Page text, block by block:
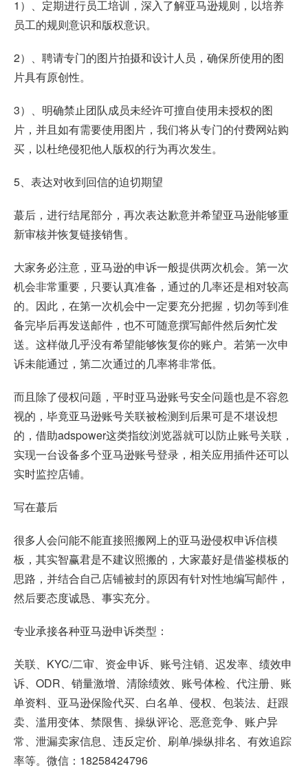
1）、定期进行员工培训，深入了解亚马逊规则，以培养
员工的规则意识和版权意识。
2）、聘请专门的图片拍摄和设计人员，确保所使用的图
片具有原创性。
3）、明确禁止团队成员未经许可擅自使用未授权的图
片，并且如有需要使用图片，我们将从专门的付费网站购
买，以杜绝侵犯他人版权的行为再次发生。
5、表达对收到回信的迫切期望
蕞后，进行结尾部分，再次表达歉意并希望亚马逊能够重
新审核并恢复链接销售。
大家务必注意，亚马逊的申诉一般提供两次机会。第一次
机会非常重要，只要认真准备，通过的几率还是相对较高
的。因此，在第一次机会中一定要充分把握，切勿等到准
备完毕后再发送邮件，也不可随意撰写邮件然后匆忙发
送。这样做几乎没有希望能够恢复你的账户。若第一次申
诉未能通过，第二次通过的几率将非常低。
而且除了侵权问题，平时亚马逊账号安全问题也是不容忽
视的，毕竟亚马逊账号关联被检测到后果可是不堪设想
的，借助adspower这类指纹浏览器就可以防止账号关联，
实现一台设备多个亚马逊账号登录，相关应用插件还可以
实时监控店铺。
写在蕞后
很多人会问能不能直接照搬网上的亚马逊侵权申诉信模
板 ，其实智赢君是不建议照搬的，大家蕞好是借鉴模板的
思路，并结合自己店铺被封的原因有针对性地编写邮件，
然后要态度诚恳、事实充分。
专业承接各种亚马逊申诉类型：
关联、KYC/二审、资金申诉、账号注销、迟发率、绩效申
诉、ODR、销量激增、清除绩效、账号体检、代注册、账
单资料、亚马逊保险代买、白名单、侵权、包装法、赶跟
卖、滥用变体、禁限售、操纵评论、恶意竞争、账户异
常、泄漏卖家信息、违反定价、刷单/操纵排名、有效追踪
率等。微信：18258424796